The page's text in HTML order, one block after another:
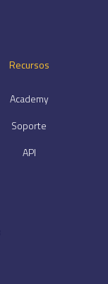
Recursos
Academy
Soporte
API